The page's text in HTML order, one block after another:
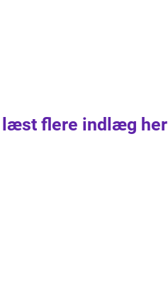
læst flere indlæg her